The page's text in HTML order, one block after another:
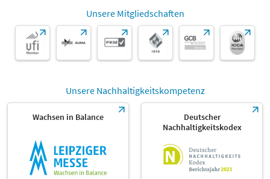
Unsere Mitgliedschaften
Unsere Nachhaltigkeitskompetenz
Wachsen in Balance
Deutscher
Nachhaltigkeitskodex